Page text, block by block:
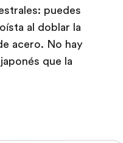
puedes
al doblar la
acero. No hay
que la